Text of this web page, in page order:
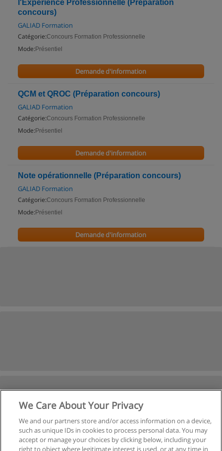
l'Expérience Professionnelle (Préparation
concours)
GALIAD Formation
Catégorie:Concours Formation Professionnelle
Mode: Présentiel
Demande d'information
QCM et QROC (Préparation concours)
GALIAD Formation
Catégorie:Concours Formation Professionnelle
Mode: Présentiel
Demande d'information
Note opérationnelle (Préparation concours)
GALIAD Formation
Catégorie:Concours Formation Professionnelle
Mode: Présentiel
Demande d'information
We Care About Your Privacy
We and our partners store and/or access information on a device,
such as unique IDs in cookies to process personal data. You may
accept or manage your choices by clicking below, including your
right to object where legitimate interest is used, or at any time in